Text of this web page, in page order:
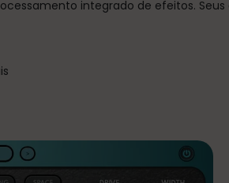
integrado de efeitos.